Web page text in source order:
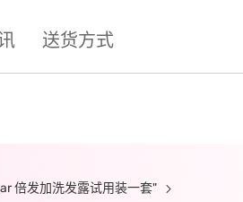
送货方式
倍发加洗发露试用装一套"